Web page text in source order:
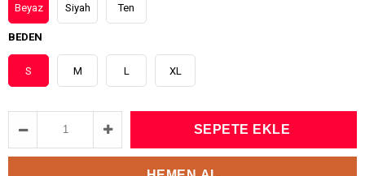
Beyaz Siyah Ten
BEDEN
S M L XL